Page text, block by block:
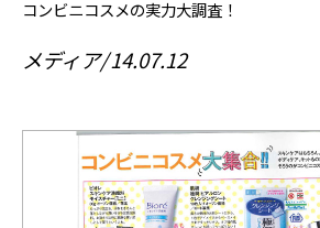
コンビニコスメの実力大調査！
メディア 14.07.12